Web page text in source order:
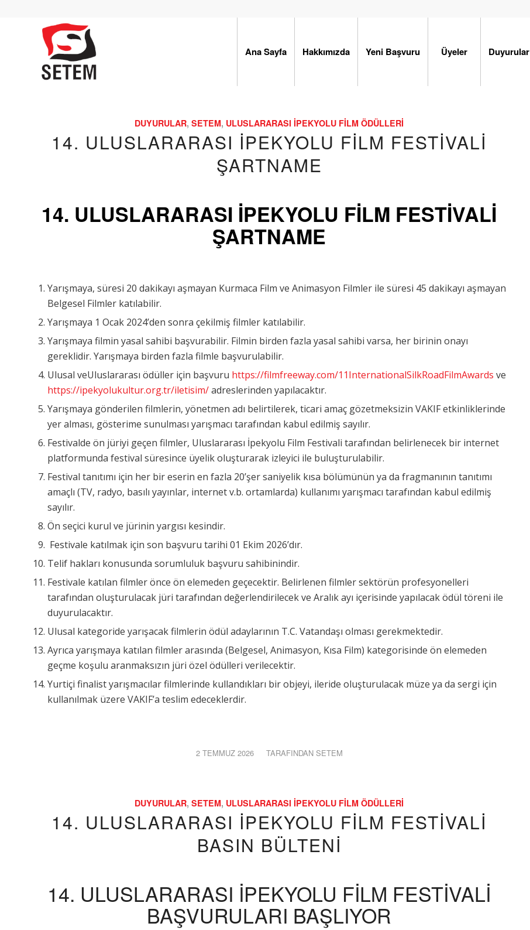
Ana Sayfa Hakkımızda Yeni Başvuru Üyeler Duyurular
DUYURULAR,SETEM, ULUSLARARASI İPEKYOLU FILM ÖDÜLLERI
14. ULUSLARARASI İPEKYOLU FİLM FESTİVALİ
ŞARTNAME
14. ULUSLARARASI İPEKYOLU FİLM FESTİVALİ
ŞARTNAME
Yarışmaya, süresi 20 dakikayı aşmayan Kurmaca Film ve Animasyon Filmler ile süresi 45 dakikayı aşmayan
Belgesel Filmler katılabilir.
Yarışmaya 1 Ocak 2024’den sonra çekilmiş filmler katılabilir.
Yarışmaya filmin yasal sahibi başvurabilir. Filmin birden fazla yasal sahibi varsa, her birinin onayı
gereklidir. Yarışmaya birden fazla filmle başvurulabilir.
Ulusal veUluslararası ödüller için başvuru https://filmfreeway.com/11InternationalSilkRoadFilmAwards ve
https://ipekyolukultur.org.tr/iletisim/adreslerinden yapılacaktır.
Yarışmaya gönderilen filmlerin, yönetmen adı belirtilerek, ticari amaç gözetmeksizin VAKIF etkinliklerinde
yer alması, gösterime sunulması yarışmacı tarafından kabul edilmiş sayılır.
Festivalde ön jüriyi geçen filmler, Uluslararası İpekyolu Film Festivali tarafından belirlenecek bir internet
platformunda festival süresince üyelik oluşturarak izleyici ile buluşturulabilir.
Festival tanıtımı için her bir eserin en fazla 20’şer saniyelik kısa bölümünün ya da fragmanının tanıtımı
amaçlı (TV, radyo, basılı yayınlar, internet v.b. ortamlarda) kullanımı yarışmacı tarafından kabul edilmiş
sayılır.
Ön seçici kurul ve jürinin yargısı kesindir.
Festivale katılmak için son başvuru tarihi 01 Ekim 2026’dır.
Telif hakları konusunda sorumluluk başvuru sahibinindir.
Festivale katılan filmler önce ön elemeden geçecektir. Belirlenen filmler sektörün profesyonelleri
tarafından oluşturulacak jüri tarafından değerlendirilecek ve Aralık ayı içerisinde yapılacak ödül töreni ile
duyurulacaktır.
Ulusal kategoride yarışacak filmlerin ödül adaylarının T.C. Vatandaşı olması gerekmektedir.
Ayrıca yarışmaya katılan filmler arasında (Belgesel, Animasyon, Kısa Film) kategorisinde ön elemeden
geçme koşulu aranmaksızın jüri özel ödülleri verilecektir.
Yurtiçi finalist yarışmacılar filmlerinde kullandıkları bir objeyi, ileride oluşturulacak müze ya da sergi için
kullanılmak üzere VAKIF’a teslim edeceklerdir.
2 TEMMUZ 2026
/ TARAFINDAN SETEM
DUYURULAR,SETEM, ULUSLARARASI İPEKYOLU FILM ÖDÜLLERI
14. ULUSLARARASI İPEKYOLU FİLM FESTİVALİ
BASIN BÜLTENİ
14. ULUSLARARASI İPEKYOLU FİLM FESTİVALİ
BAŞVURULARI BAŞLIYOR